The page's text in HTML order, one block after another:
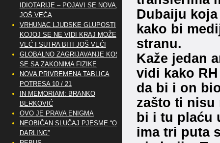
Dubaiju
kako bi
stranu.
Kaže jedan
vidi kako
da bi i on
zašto ti nisu
bi i tu plaću
ima tri puta
IDIOTARIJE – POJAVI SE NOVA,..
JOŠ VEĆA
VRHUNAC LJUDSKE GLUPOSTI
KOJOJ SE NE VIDI KRAJ MOŽE
VEĆ I SUTRA BITI JOŠ VEĆI
GLOBALNO ZAGRIJAVANJE KOSI
SE SA ZAKONIMA FIZIKE
NOVA PRIVREMENA TABLICA
POTRESA 10 / 21
IN MEMORIAM: BRANKO
BERKOVIĆ
OVO JE PRAVA ENIGMA
NEOBIČAN SLUČAJ PJESME “OH
DARLING”